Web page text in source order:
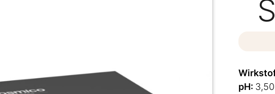
pH: 3,50